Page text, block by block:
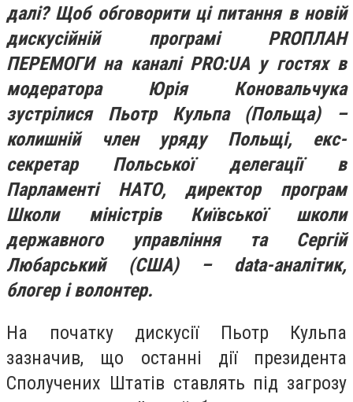
далі? Щоб обговорити ці питання в новій
дискусійній програмі PRОПЛАН
ПЕРЕМОГИ на каналі PRO:UA у гостях в
модератора Юрія Коновальчука
зустрілися Пьотр Кульпа (Польща) –
колишній член уряду Польщі, екс-
секретар Польської делегації в
Парламенті НАТО, директор програм
Школи міністрів Київської школи
державного управління та Сергій
Любарський (США) – data-аналітик,
блогер і волонтер.
На початку дискусії Пьотр Кульпа
зазначив, що останні дії президента
Сполучених Штатів ставлять під загрозу